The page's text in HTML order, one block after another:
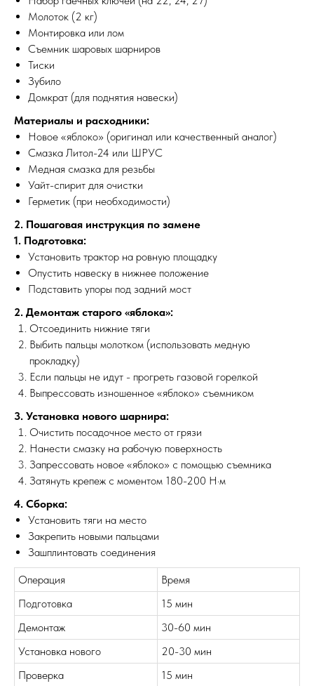
Молоток (2 кг)
Монтировка или лом
Съемник шаровых шарниров
Тиски
Зубило
Домкрат (для поднятия навески)
Материалы и расходники:
Новое «яблоко» (оригинал или качественный аналог)
Смазка Литол-24 или ШРУС
Медная смазка для резьбы
Уайт-спирит для очистки
Герметик (при необходимости)
2. Пошаговая инструкция по замене
1. Подготовка:
Установить трактор на ровную площадку
Опустить навеску в нижнее положение
Подставить упоры под задний мост
2. Демонтаж старого «яблока»:
Отсоединить нижние тяги
Выбить пальцы молотком (использовать медную
прокладку)
Если пальцы не идут - прогреть газовой горелкой
Выпрессовать изношенное «яблоко» съемником
3. Установка нового шарнира:
Очистить посадочное место от грязи
Нанести смазку на рабочую поверхность
Запрессовать новое «яблоко» с помощью съемника
Затянуть крепеж с моментом 180-200 Н·м
4. Сборка:
Установить тяги на место
Закрепить новыми пальцами
Зашплинтовать соединения
Операция
Время
Подготовка
15 мин
Демонтаж
30-60 мин
Установка нового
20-30 мин
Проверка
15 мин